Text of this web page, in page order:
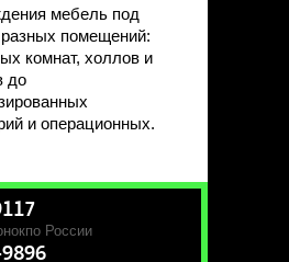
мебель под
помещений:
комнат, холлов и
до
и операционных.
по России